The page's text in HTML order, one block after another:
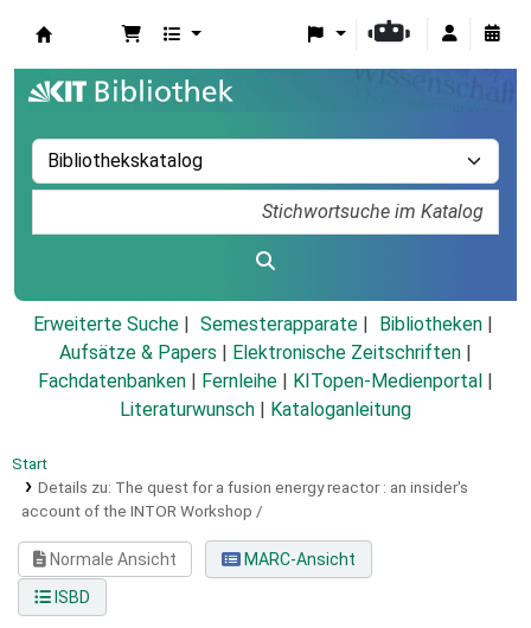
Erweiterte Suche Semesterapparate
Bibliotheken
Aufsätze & Papers
Elektronische Zeitschriften
Fachdatenbanken
Fernleihe KITopen-Medienportal
Literaturwunsch
Kataloganleitung
Start
Details zu: The quest for a fusion energy reactor : an insider's
account of the INTOR Workshop /
Normale Ansicht
MARC-Ansicht
ISBD